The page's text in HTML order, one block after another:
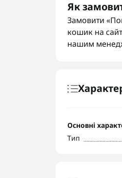
Як
Замовити
кошик на
нашим
Основні
Тип